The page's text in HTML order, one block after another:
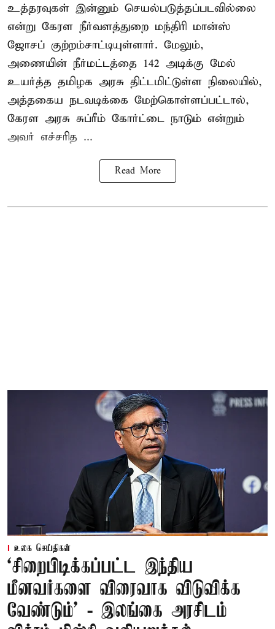
உத்தரவுகள் இன்னும் செயல்படுத்தப்படவில்லை
என்று கேரள நீர்வளத்துறை மந்திரி மான்ஸ்
ஜோசப் குற்றம்சாட்டியுள்ளார். மேலும்,
அணையின் நீர்மட்டத்தை 142 அடிக்கு மேல்
உயர்த்த தமிழக அரசு திட்டமிட்டுள்ள நிலையில்,
அத்தகைய நடவடிக்கை மேற்கொள்ளப்பட்டால்,
கேரள அரசு சுப்ரீம் கோர்ட்டை நாடும் என்றும்
அவர் எச்சரித ...
Read More
உலக செய்திகள்
‘சிறைபிடிக்கப்பட்ட இந்திய
மீனவர்களை விரைவாக விடுவிக்க
வேண்டும்' - இலங்கை அரசிடம்